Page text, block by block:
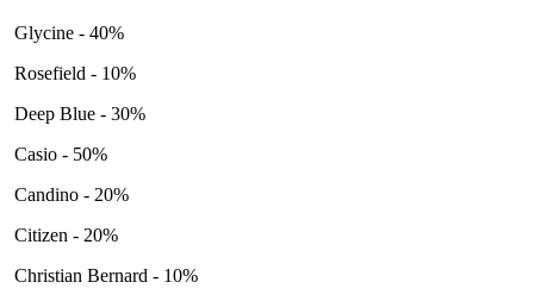
Glycine - 40%
Rosefield - 10%
Deep Blue - 30%
Casio - 50%
Candino - 20%
Citizen - 20%
Christian Bernard - 10%